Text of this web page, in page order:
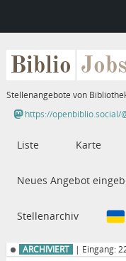
Biblio Jobs
Stellenangebote von
https://openbiblio.social/
Liste Karte
Neues Angebot
Stellenarchiv
ARCHIVIERT | Eingang: